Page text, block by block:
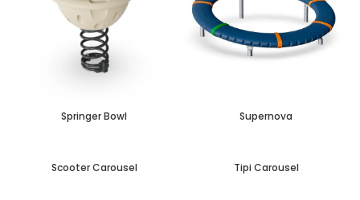
Springer Bowl Supernova
Scooter Carousel Tipi Carousel